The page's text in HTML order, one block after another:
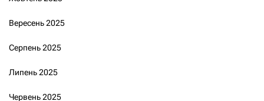
Вересень 2025
Серпень 2025
Липень 2025
Червень 2025